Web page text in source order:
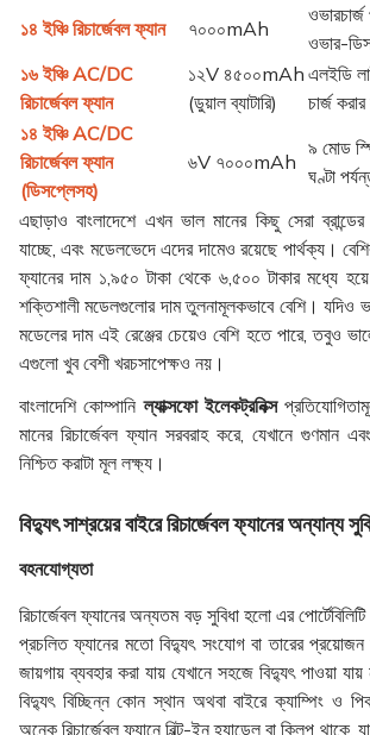
১৪ ইঞ্চি রিচার্জেবল ফ্যান ৭০০০mAh
ওভার-
১৬ ইঞ্চি AC/DC
রিচার্জেবল ফ্যান
১২V ৪৫০০mAh
(ডুয়াল ব্যাটারি)
এলইডি
চার্জ করার
১৪ ইঞ্চি AC/DC
রিচার্জেবল ফ্যান
(ডিসপ্লেসহ)
৬V ৭০০০mAh
৯ মোড
ঘণ্টা
এছাড়াও বাংলাদেশে এখন ভাল মানের কিছু সেরা ব্রান্ডের
যাচ্ছে, এবং মডেলভেদে এদের দামেও রয়েছে পার্থক্য।
ফ্যানের দাম ১,৯৫০ টাকা থেকে ৬,৫০০ টাকার মধ্যে
শক্তিশালী মডেলগুলোর দাম তুলনামূলকভাবে বেশি। যদিও
মডেলের দাম এই রেঞ্জের চেয়েও বেশি হতে পারে, তবুও
এগুলো খুব বেশী খরচসাপেক্ষও নয়।
বাংলাদেশি কোম্পানিল্যাক্সফো ইলেকট্রনিক্স
মানের রিচার্জেবল ফ্যান সরবরাহ করে, যেখানে গুণমান
নিশ্চিত করাটা মূল লক্ষ্য।
বিদ্যুৎ সাশ্রয়ের বাইরে রিচার্জেবল ফ্যানের অন্যান্য
বহনযোগ্যতা
রিচার্জেবল ফ্যানের অন্যতম বড় সুবিধা হলো এর
প্রচলিত ফ্যানের মতো বিদ্যুৎ সংযোগ বা তারের
জায়গায় ব্যবহার করা যায় যেখানে সহজে বিদ্যুৎ পাওয়া
বিদ্যুৎ বিচ্ছিন্ন কোন স্থান অথবা বাইরে ক্যাম্পিং ও
অনেক রিচার্জেবল ফ্যানে বিল্ট-ইন হ্যান্ডেল বা ক্লিপ